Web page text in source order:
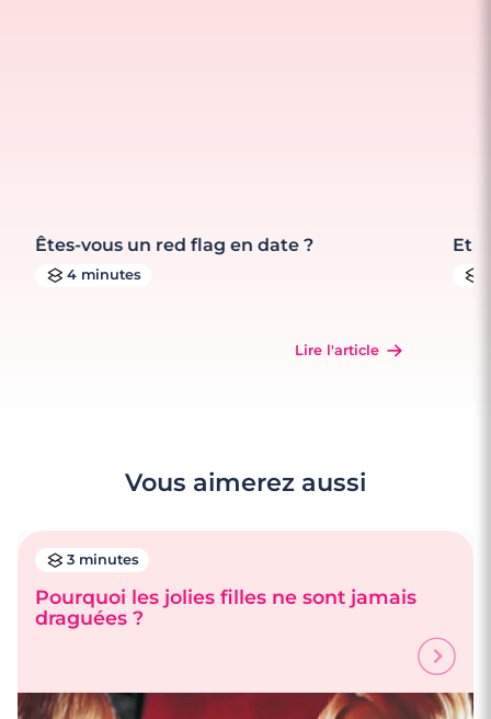
Êtes-vous un red flag en date ?
4 minutes
Lire l'article
Et
Vous aimerez aussi
3 minutes
Pourquoi les jolies filles ne sont jamais
draguées ?